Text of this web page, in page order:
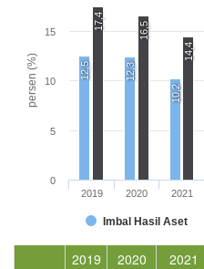
persen (%) 12,5
12,3
10,2
17,4
16,5
14,4
Imbal Hasil Aset
2019 2020 2021
0
5
10
15
2019 2020 2021